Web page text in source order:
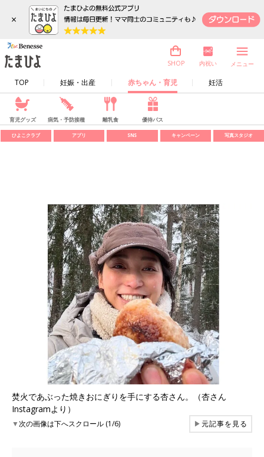
×
TOP 妊娠・出産 赤ちゃん・育児 妊活
SHOP 内祝い メニュー
育児グッズ 病気・予防接種 離乳食 優待パス
ひよこクラブ アプリ SNS キャンペーン 写真スタジオ
焚火であぶった焼きおにぎりを手にする杏さん。（杏さん
Instagramより）
▼次の画像は下へスクロール (1/6) ▶元記事を見る